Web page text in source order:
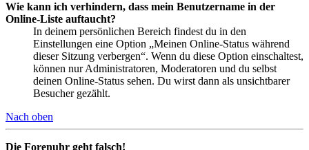
Wie kann ich verhindern, dass mein Benutzername in der
Online-Liste auftaucht?
In deinem persönlichen Bereich findest du in den
Einstellungen eine Option „Meinen Online-Status während
dieser Sitzung verbergen“. Wenn du diese Option einschaltest,
können nur Administratoren, Moderatoren und du selbst
deinen Online-Status sehen. Du wirst dann als unsichtbarer
Besucher gezählt.
Nach oben
Die Forenuhr geht falsch!